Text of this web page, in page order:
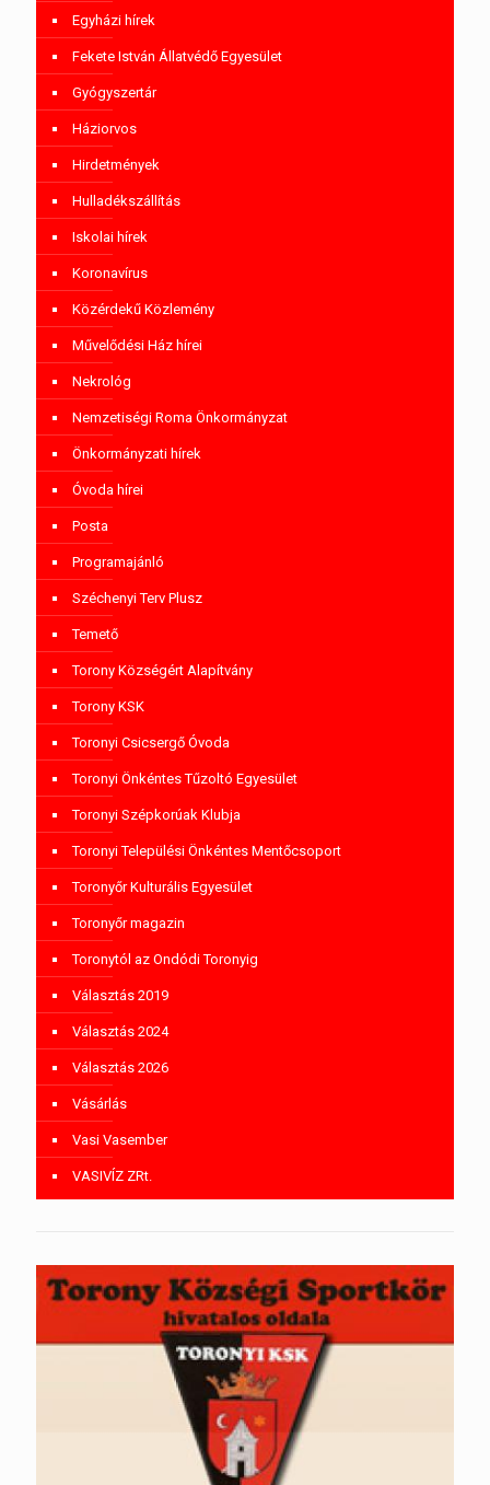
Egyházi hírek
Fekete István Állatvédő Egyesület
Gyógyszertár
Háziorvos
Hirdetmények
Hulladékszállítás
Iskolai hírek
Koronavírus
Közérdekű Közlemény
Művelődési Ház hírei
Nekrológ
Nemzetiségi Roma Önkormányzat
Önkormányzati hírek
Óvoda hírei
Posta
Programajánló
Széchenyi Terv Plusz
Temető
Torony Községért Alapítvány
Torony KSK
Toronyi Csicsergő Óvoda
Toronyi Önkéntes Tűzoltó Egyesület
Toronyi Szépkorúak Klubja
Toronyi Települési Önkéntes Mentőcsoport
Toronyőr Kulturális Egyesület
Toronyőr magazin
Toronytól az Ondódi Toronyig
Választás 2019
Választás 2024
Választás 2026
Vásárlás
Vasi Vasember
VASIVÍZ ZRt.